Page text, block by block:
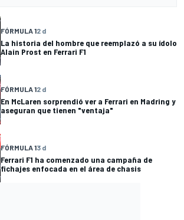
FÓRMULA 12 d
La historia del hombre que reemplazó a su ídolo
Alain Prost en Ferrari F1
FÓRMULA 12 d
En McLaren sorprendió ver a Ferrari en Madring y
aseguran que tienen "ventaja"
FÓRMULA 13 d
Ferrari F1 ha comenzado una campaña de
fichajes enfocada en el área de chasis